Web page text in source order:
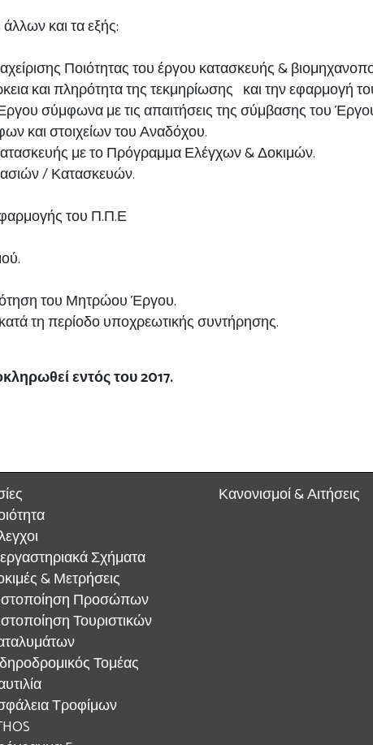
και τα εξής:
Ποιότητας του έργου κατασκευής &
και πληρότητα της τεκμηρίωσης και την εφαρμογή
σύμφωνα με τις απαιτήσεις της σύμβασης του Έργου
και στοιχείων του Αναδόχου.
με το Πρόγραμμα Ελέγχων & Δοκιμών.
/ Κατασκευών.
του Π.Π.Ε
του Μητρώου Έργου.
τη περίοδο υποχρεωτικής συντήρησης.
εντός του 2017.
Σχήματα
& Μετρήσεις
Προσώπων
Τουριστικών
Τομέας
Τροφίμων
Κανονισμοί & Αιτήσεις